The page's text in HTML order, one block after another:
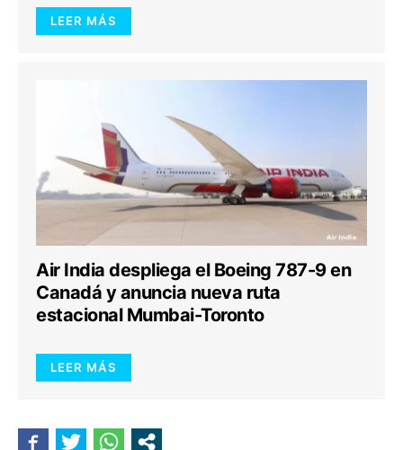
LEER MÁS
Air India despliega el Boeing 787-9 en
Canadá y anuncia nueva ruta
estacional Mumbai-Toronto
LEER MÁS